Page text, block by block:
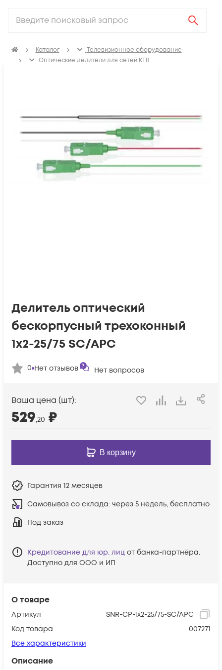
Каталог
Телевизионное оборудование
Оптические делители для сетей КТВ
О товаре
Артикул
SNR-CP-1x2-25/75-SC/APC
Код товара
007271
Все характеристики
Описание
Делитель оптический
бескорпусный трехоконный
1х2-25/75 SC/APC
0 Нет отзывов Нет вопросов
Ваша цена (шт):
529,20 ₽
В корзину
Гарантия 12 месяцев
Самовывоз со склада: через 5 недель, бесплатно
Под заказ
Кредитование для юр. лиц от банка-партнёра.
Доступно для ООО и ИП